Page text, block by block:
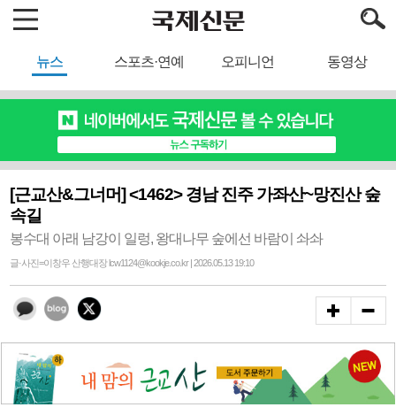
뉴스 스포츠·연예 오피니언 동영상
[근교산&그너머] <1462> 경남 진주 가좌산~망진산 숲
속길
봉수대 아래 남강이 일렁, 왕대나무 숲에선 바람이 솨솨
글·사진=이창우 산행대장 lcw1124@kookje.co.kr | 2026.05.13 19:10